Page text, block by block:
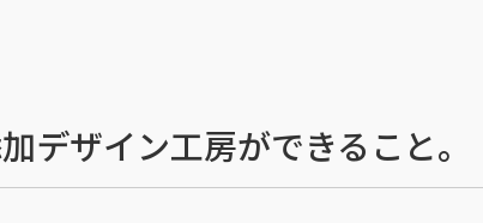
デザイン工房ができること。